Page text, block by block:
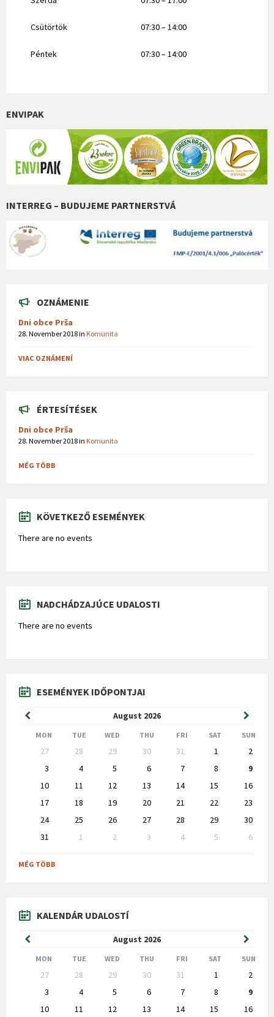
Csütörtök 07:30 – 14:00
Péntek 07:30 – 14:00
ENVIPAK
INTERREG – BUDUJEME PARTNERSTVÁ
OZNÁMENIE
Dni obce Prša
28. November 2018in Komunita
VIAC OZNÁMENÍ
ÉRTESÍTÉSEK
Dni obce Prša
28. November 2018in Komunita
MÉG TÖBB
KÖVETKEZŐ ESEMÉNYEK
There are no events
NADCHÁDZAJÚCE UDALOSTI
There are no events
ESEMÉNYEK IDŐPONTJAI
August 2026
Previous
Month
Month
MON TUE WED THU FRI SAT SUN
calendar
27 28 29 30 31 1
2
3
4 5 6 7 8
9
10
11 12 13 14 15
16
17
18 19 20 21 22
23
24
25 26 27 28 29
30
31
1 2 3 4 5
6
to
calendar
MÉG TÖBB
KALENDÁR UDALOSTÍ
August 2026
Previous
Month
Month
MON TUE WED THU FRI SAT SUN
calendar
27 28 29 30 31 1
2
3
4 5 6 7 8
9
10
11 12 13 14 15 16